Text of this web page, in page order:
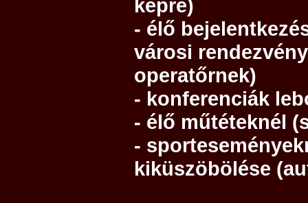
képre)
- élő
városi
operatőrnek)
- konferenciák
- élő műtéteknél
-
kiküszöbölése